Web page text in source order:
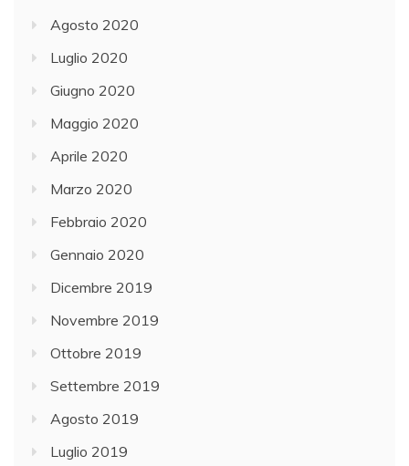
Agosto 2020
Luglio 2020
Giugno 2020
Maggio 2020
Aprile 2020
Marzo 2020
Febbraio 2020
Gennaio 2020
Dicembre 2019
Novembre 2019
Ottobre 2019
Settembre 2019
Agosto 2019
Luglio 2019